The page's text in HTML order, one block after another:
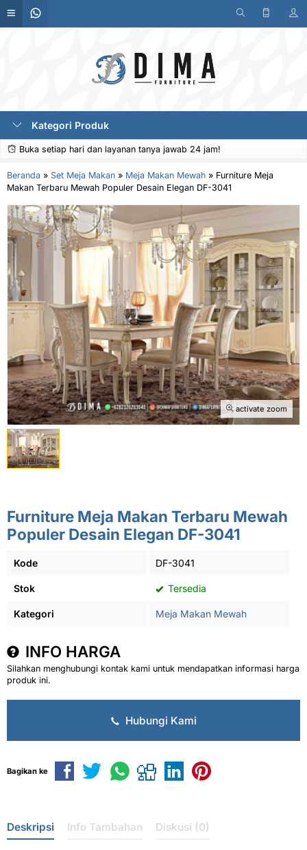
Kategori Produk
Buka setiap hari dan layanan tanya jawab 24 jam!
Beranda » Set Meja Makan » Meja Makan Mewah » Furniture Meja
Makan Terbaru Mewah Populer Desain Elegan DF-3041
activate zoom
Furniture Meja Makan Terbaru Mewah
Populer Desain Elegan DF-3041
Kode DF-3041
Stok Tersedia
Kategori Meja Makan Mewah
INFO HARGA
Silahkan menghubungi kontak kami untuk mendapatkan informasi harga
produk ini.
Hubungi Kami
Bagikan ke
Deskripsi Info Tambahan Diskusi (0)